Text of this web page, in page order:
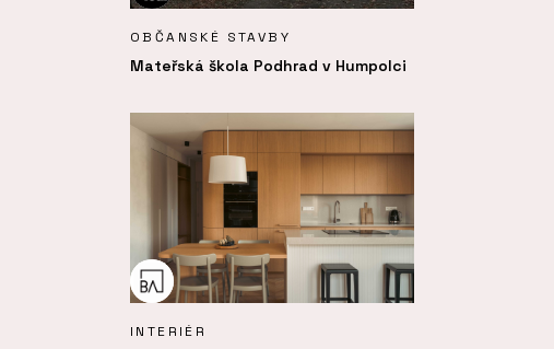
OBČANSKÉ STAVBY
Mateřská škola Podhrad v Humpolci
INTERIÉR